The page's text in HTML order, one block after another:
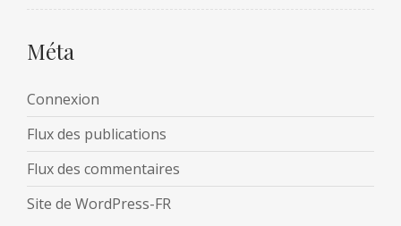
Méta
Connexion
Flux des publications
Flux des commentaires
Site de WordPress-FR